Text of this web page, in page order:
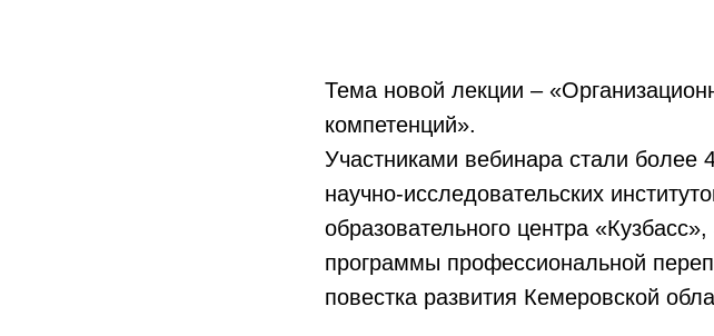
Тема новой лекции –
компетенций».
Участниками вебинара стали более
научно-исследовательских
образовательного центра
программы профессиональной
повестка развития Кемеровской